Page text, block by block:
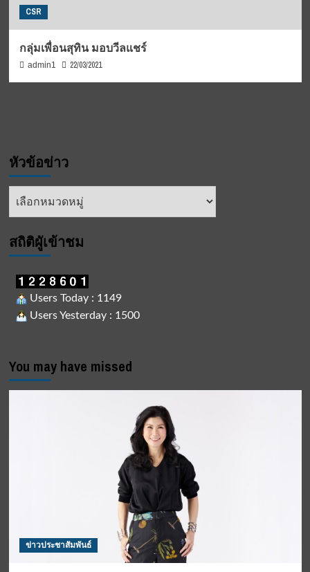
CSR
กลุ่มเพื่อนสุทิน มอบวีลแชร์
admin1 22/03/2021
หัวข้อข่าว
หัวข้อ
สถิติผูัเข้าชม
Users Today : 1149
Users Yesterday : 1500
You may have missed
ข่าวประชาสัมพันธ์